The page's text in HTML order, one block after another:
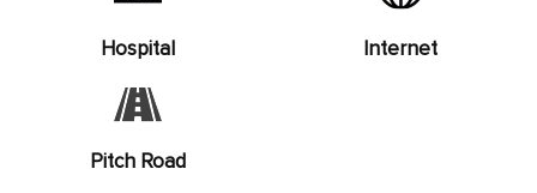
Hospital Internet
Pitch Road